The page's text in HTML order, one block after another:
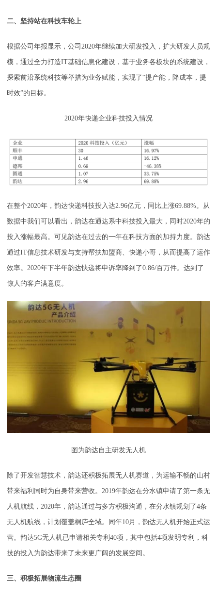
二、坚持站在科技车轮上
根据公司年报显示，公司2020年继续加大研发投入，扩大研发人员规
模，通过全力打造IT基础信息化建设，基于业务各板块的系统建设，
探索前沿系统科技等举措为业务赋能，实现了“提产能，降成本，提
时效”的目标。
2020年快递企业科技投入情况
在整个2020年，韵达快递科技投入达2.96亿元，同比上涨69.88%。从
数据中我们可以看出，韵达在通达系中科技投入最大，同时2020年的
投入涨幅最高。可见韵达在过去的一年在科技方面的加持力度。韵达
通过IT信息技术研发与支持帮扶加盟商、快递小哥，从而提高了运作
效率。2020年下半年韵达快递将申诉率降到了0.86/百万件。达到了
惊人的客户满意度。
图为韵达自主研发无人机
除了开发智慧技术，韵达还积极拓展无人机赛道，为运输不畅的山村
带来福利同时为自身带来营收。2019年韵达在分水镇申请了第一条无
人机航线，2020年，韵达通过与多方积极沟通，在分水镇规划了4条
无人机航线，计划覆盖桐庐全域。同年10月，韵达无人机开始正式运
营。韵达5G无人机已申请相关专利40项，其中包括4项发明专利，科
技的投入为韵达带来了未来更广阔的发展空间。
三、积极拓展物流生态圈